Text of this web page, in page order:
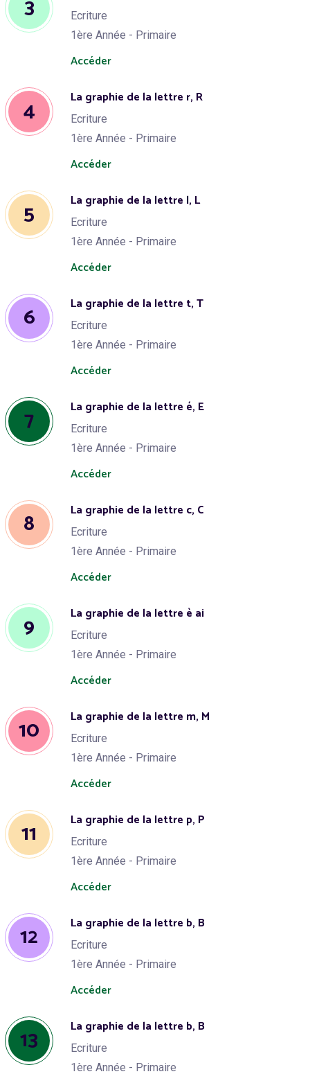
3
Ecriture
1ère Année - Primaire
Accéder
4 La graphie de la lettre r, R
Ecriture
1ère Année - Primaire
Accéder
5 La graphie de la lettre l, L
Ecriture
1ère Année - Primaire
Accéder
6 La graphie de la lettre t, T
Ecriture
1ère Année - Primaire
Accéder
7 La graphie de la lettre é, E
Ecriture
1ère Année - Primaire
Accéder
8 La graphie de la lettre c, C
Ecriture
1ère Année - Primaire
Accéder
9 La graphie de la lettre è ai
Ecriture
1ère Année - Primaire
Accéder
10 La graphie de la lettre m, M
Ecriture
1ère Année - Primaire
Accéder
11 La graphie de la lettre p, P
Ecriture
1ère Année - Primaire
Accéder
12 La graphie de la lettre b, B
Ecriture
1ère Année - Primaire
Accéder
13 La graphie de la lettre b, B
Ecriture
1ère Année - Primaire